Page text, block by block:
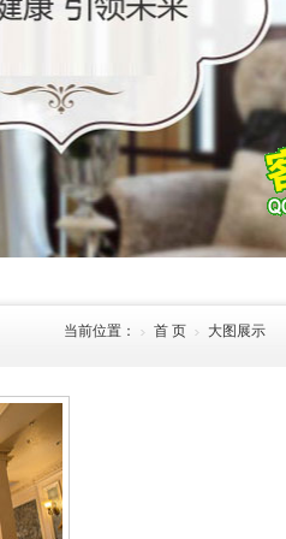
当前位置： 首 页 大图展示